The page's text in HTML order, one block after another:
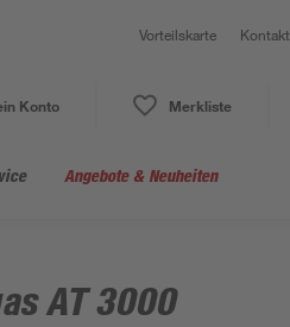
Vorteilskarte Kontakt
Konto Merkliste
Angebote & Neuheiten
AT 3000